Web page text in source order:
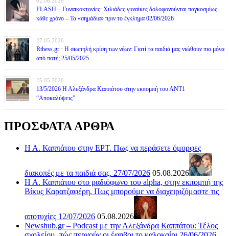
FLASH – Γυναικοκτονίες: Χιλιάδες γυναίκες δολοφονούνται παγκοσμίως
κάθε χρόνο – Τα «σημάδια» πριν το έγκλημα 02/06/2026
27.05.2026
Rthess.gr · Η σιωπηλή κρίση των νέων: Γιατί τα παιδιά μας νιώθουν πιο μόνα
από ποτέ; 25/05/2025
25.05.2026
13/5/2026 Η Αλεξάνδρα Καππάτου στην εκπομπή του ΑΝΤ1
“Αποκαλύψεις”
ΠΡΟΣΦΑΤΑ ΑΡΘΡΑ
Η Α. Καππάτου στην ΕΡΤ. Πως να περάσετε όμορφες
διακοπές με τα παιδιά σας. 27/07/2026 05.08.2026
Η Α. Καππάτου στο ραδιόφωνο του alpha, στην εκπομπή της
Βίκυς Καρατζαφέρη. Πως μπορούμε να διαχειριζόμαστε τις
αποτυχίες 12/07/2026 05.08.2026
Newshub.gr – Podcast με την Αλεξάνδρα Καππάτου: Τέλος